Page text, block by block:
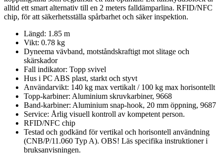
alltid ett smart alternativ till en 2 meters falldämparlina. RFID/NFC
chip, för att säkerhetsställa spårbarhet och säker inspektion.
Längd: 1.85 m
Vikt: 0.78 kg
Dyneema vävband, motståndskraftigt mot slitage och
skärskador
Fall indikator: Topp svivel
Hus i PC ABS plast, starkt och styvt
Användarvikt: 140 kg max vertikalt / 100 kg max horisontellt
Topp-karbiner: Aluminium skruvkarbiner, 9668
Band-karbiner: Aluminium snap-hook, 20 mm öppning, 9687
Service: Årlig visuell kontroll av kompetent person.
RFID/NFC chip
Testad och godkänd för vertikal och horisontell användning
(CNB/P/11.060 Typ A). OBS! Läs specifika instruktioner i
bruksanvisningen.